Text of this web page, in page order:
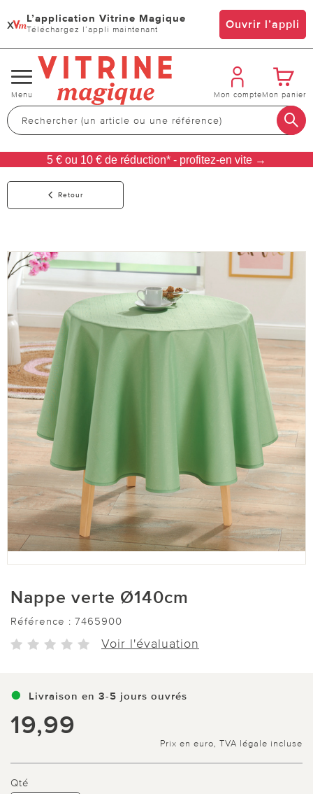
x L’application Vitrine Magique
Téléchargez l’appli maintenant Ouvrir l’appli
Changer
de
navigation
Menu Mon compteMon panier
5 € ou 10 € de réduction* - profitez-en vite →
Retour
Nappe verte Ø140cm
Référence : 7465900
Voir l'évaluation
Livraison en 3-5 jours ouvrés
19,99
Prix en euro, TVA légale incluse
Qté